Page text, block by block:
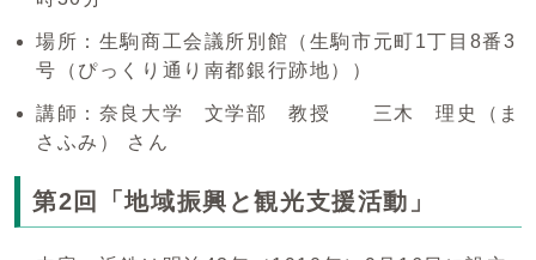
場所：生駒商工会議所別館（生駒市元町1丁目8番3
号（ぴっくり通り南都銀行跡地））
講師：奈良大学 文学部 教授 三木 理史（ま
さふみ） さん
第2回「地域振興と観光支援活動」